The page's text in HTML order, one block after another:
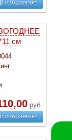
избранное
см
руб.
избранное